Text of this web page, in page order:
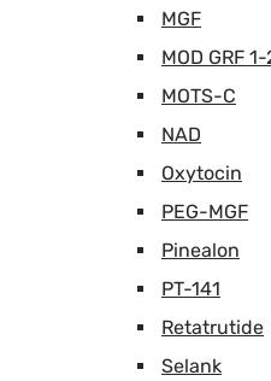
MGF
MOD GRF
MOTS-C
NAD
Oxytocin
PEG-MGF
Pinealon
PT-141
Retatrutide
Selank